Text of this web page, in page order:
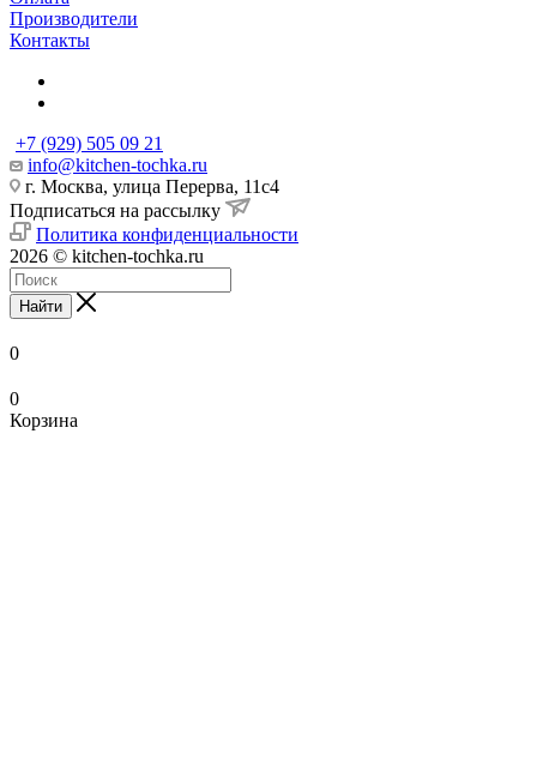
Производители
Контакты
+7 (929) 505 09 21
info@kitchen-tochka.ru
г. Москва, улица Перерва, 11с4
Подписаться на рассылку
Политика конфиденциальности
2026 © kitchen-tochka.ru
Найти
0
0
Корзина